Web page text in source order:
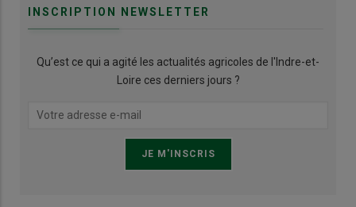
INSCRIPTION NEWSLETTER
Qu’est ce qui a agité les actualités agricoles de l'Indre-et-
Loire ces derniers jours ?